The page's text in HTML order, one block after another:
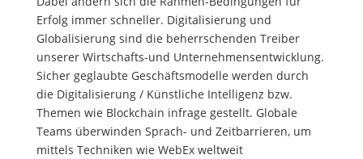
Erfolg immer schneller. Digitalisierung und
Globalisierung sind die beherrschenden Treiber
unserer Wirtschafts-und Unternehmensentwicklung.
Sicher geglaubte Geschäftsmodelle werden durch
die Digitalisierung / Künstliche Intelligenz bzw.
Themen wie Blockchain infrage gestellt. Globale
Teams überwinden Sprach- und Zeitbarrieren, um
mittels Techniken wie WebEx weltweit